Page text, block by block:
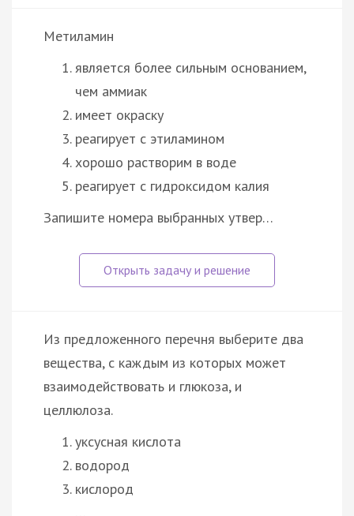
Метиламин
является более сильным основанием,
чем аммиак
имеет окраску
реагирует с этиламином
хорошо растворим в воде
реагирует с гидроксидом калия
Запишите номера выбранных утвер…
Из предложенного перечня выберите два
вещества, с каждым из которых может
взаимодействовать и глюкоза, и
целлюлоза.
уксусная кислота
водород
кислород
…